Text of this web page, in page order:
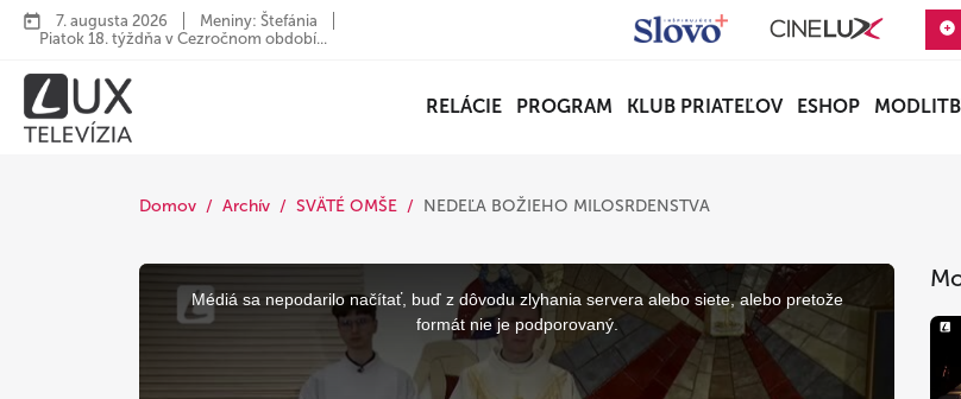
7. augusta 2026
Meniny: Štefánia
Piatok 18. týždňa v Cezročnom období...
RELÁCIE PROGRAM KLUB PRIATEĽOV ESHOP
Domov Archív SVÄTÉ OMŠE NEDEĽA BOŽIEHO MILOSRDENSTVA
This
Médiá sa nepodarilo načítať, buď z dôvodu zlyhania servera alebo siete, alebo pretože
formát nie je podporovaný.